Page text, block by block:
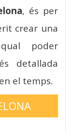
, és per
crear una
poder
detallada
el temps.